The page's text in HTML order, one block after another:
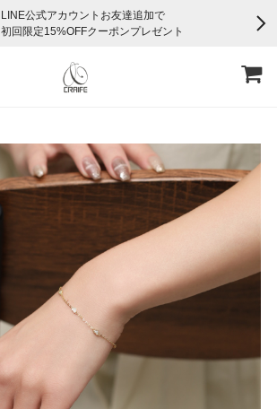
LINE公式アカウントお友達追加で
初回限定15%OFFクーポンプレゼント